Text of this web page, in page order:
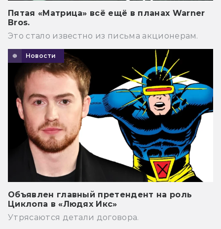
Пятая «Матрица» всё ещё в планах Warner
Bros.
Это стало известно из письма акционерам.
Новости
Объявлен главный претендент на роль
Циклопа в «Людях Икс»
Утрясаются детали договора.